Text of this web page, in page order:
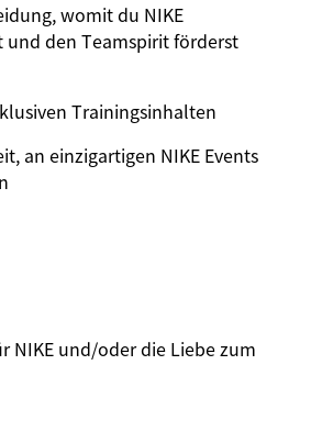
womit du NIKE
und den Teamspirit förderst
Trainingsinhalten
an einzigartigen NIKE Events
NIKE und/oder die Liebe zum